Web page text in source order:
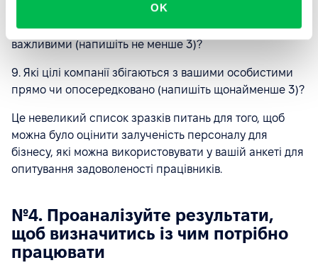
OK
8. Які цінності компанії для вас є найближчими та
важливими (напишіть не менше 3)?
9. Які цілі компанії збігаються з вашими особистими
прямо чи опосередковано (напишіть щонайменше 3)?
Це невеликий список зразків питань для того, щоб
можна було оцінити залученість персоналу для
бізнесу, які можна використовувати у вашій анкеті для
опитування задоволеності працівників.
№4. Проаналізуйте результати,
щоб визначитись із чим потрібно
працювати